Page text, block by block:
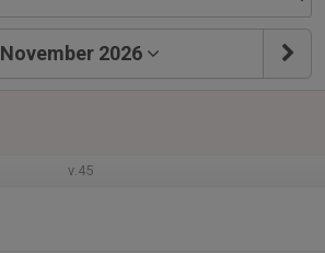
November 2026
v.45